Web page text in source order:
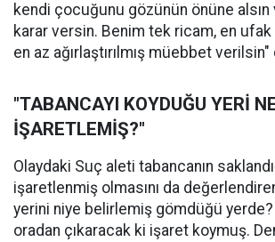
kendi çocuğunu gözünün önüne alsın
karar versin. Benim tek ricam, en ufak
en az ağırlaştırılmış müebbet
"TABANCAYI KOYDUĞU YERİ
İŞARETLEMİŞ?"
Olaydaki Suç aleti tabancanın
işaretlenmiş olmasını da değerlendiren
yerini niye belirlemiş gömdüğü
oradan çıkaracak ki işaret koymuş.